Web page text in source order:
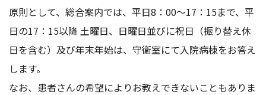
原則として、総合案内では、平日8：00～17：15まで、平
日の17：15以降 土曜日、日曜日並びに祝日（振り替え休
日を含む）及び年末年始は、守衛室にて入院病棟をお答え
します。
なお、患者さんの希望によりお教えできないこともありま